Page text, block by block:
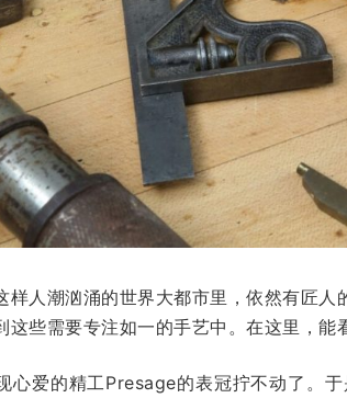
样人潮汹涌的世界大都市里，依然有匠
这些需要专注如一的手艺中。在这里，能
心爱的精工Presage的表冠拧不动了。